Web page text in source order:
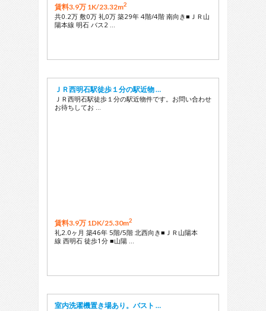
賃料3.9万 1K/23.32m2
共0.2万 敷0万 礼0万 築29年 4階/4階 南向き■ＪＲ山
陽本線 明石 バス2 …
ＪＲ西明石駅徒歩１分の駅近物 …
ＪＲ西明石駅徒歩１分の駅近物件です。お問い合わせ
お待ちしてお …
賃料3.9万 1DK/25.30m2
礼2.0ヶ月 築46年 5階/5階 北西向き■ＪＲ山陽本
線 西明石 徒歩1分 ■山陽 …
室内洗濯機置き場あり。バスト …